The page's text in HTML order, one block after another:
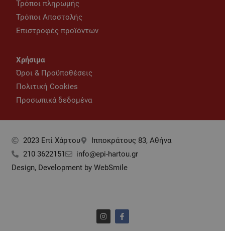
Τρόποι πληρωμής
Τρόποι Αποστολής
Επιστροφές προϊόντων
Χρήσιμα
Όροι & Προϋποθέσεις
Πολιτική Cookies
Προσωπικά δεδομένα
2023 Επί Xάρτου
Ιπποκράτους 83, Αθήνα
210 3622151
info@epi-hartou.gr
Design, Development by WebSmile
n
s
t
a
c
e